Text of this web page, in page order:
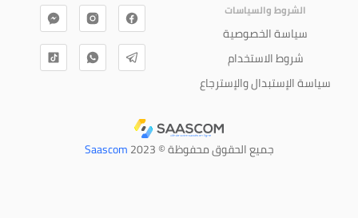
الشروط والسياسات
سياسة الخصوصية
شروط الاستخدام
سياسة الإستبدال والإسترجاع
جميع الحقوق محفوظة © 2023 Saascom